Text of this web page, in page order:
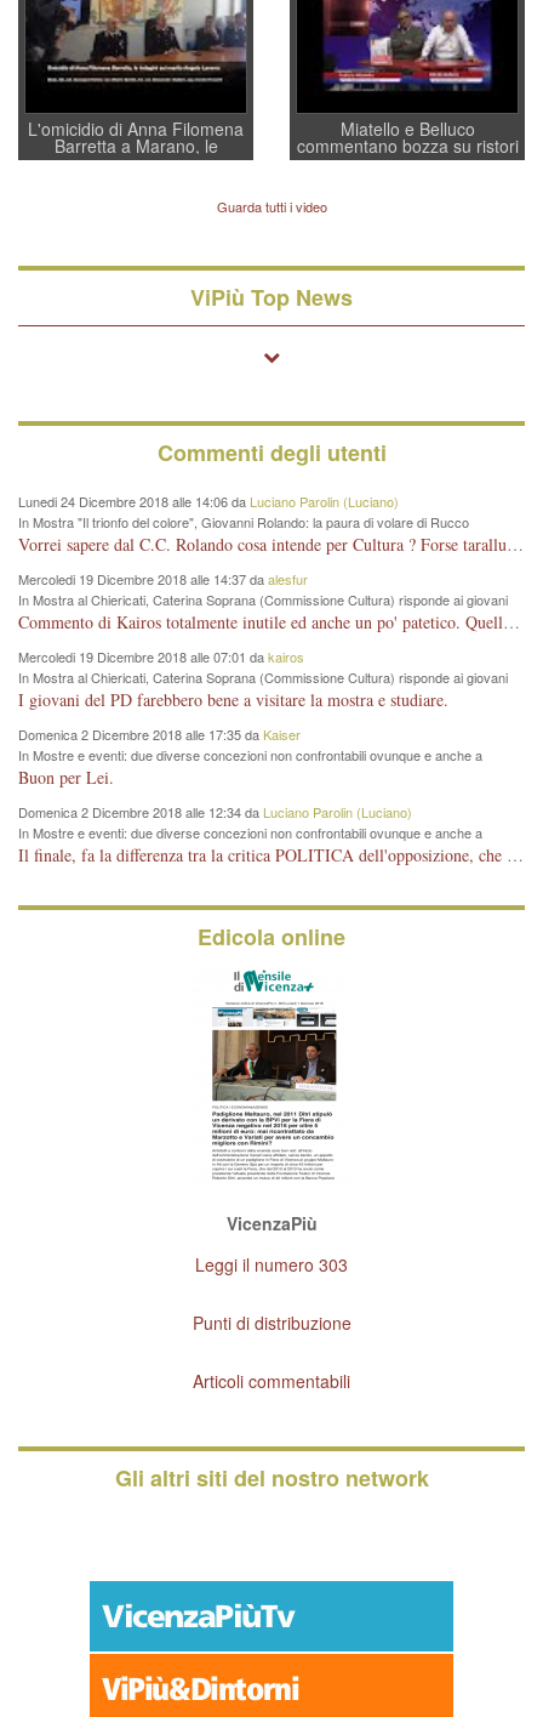
L'omicidio di Anna Filomena
Barretta a Marano, le
indagini dei carabinieri di
Lavarra: più avvincenti di
quelle di... Barbara D'Urso
Miatello e Belluco
commentano bozza su ristori
BPVi e Veneto Banca
Guarda tutti i video
ViPiù Top News
Commenti degli utenti
Lunedi 24 Dicembre 2018 alle 14:06 da Luciano Parolin (Luciano)
In Mostra "Il trionfo del colore", Giovanni Rolando: la paura di volare di Rucco
Vorrei sapere dal C.C. Rolando cosa intende per Cultura ? Forse tarallucci, vino e sagre, o spaghetti tricolori del PD ? Il continuo (s)parlare della mostra a Palazzo Chiericati caro consigliere DANNEGGIA FORTEMENTE l'immagine della città TUTTA e fa deviare i consensi che in RUSSIA (badi bene ex U.R.S.S.) sono ECCELLENTI. A livello artistico l'evento è di alta Valenza culturale, COMPITO di Tutta la Cittadinanza fare il possibile per propagandare l'iniziativa senza farne UN CASO PARTITICO come fa Lei da sempre. Meno Gazebo + Partecipazione! E così sia. Amen.
Mercoledi 19 Dicembre 2018 alle 14:37 daalesfur
In Mostra al Chiericati, Caterina Soprana (Commissione Cultura) risponde ai giovani
del Pd: "realizzata a costo zero per il Comune"
Commento di Kairos totalmente inutile ed anche un po' patetico. Quella che è completamente mancata è stata la promozione internazionale dell'evento effettuata da chi lo sa fare, l'amministrazione in questo è stata totalmente assente relegando al provincialismo una mostra che meritava ben altre platee ed i risultati sono sotto gli occhi di tutti. Su questo bisogna parlare, il fatto di averla organizzata al Chiericati certo non ha aiutato ma è un aspetto secondario rispetto a quello della promozione. In città con le mostre organizzate da Goldin - che certo ha fatto principalmente i suoi interessi, ma ne ha comunque beneficiato la città in immagine e commercio per il centro - arrivavano giornalmente pullman carichi di turisti. Dove sono i turisti ora?
Mercoledi 19 Dicembre 2018 alle 07:01 dakairos
In Mostra al Chiericati, Caterina Soprana (Commissione Cultura) risponde ai giovani
del Pd: "realizzata a costo zero per il Comune"
I giovani del PD farebbero bene a visitare la mostra e studiare.
Domenica 2 Dicembre 2018 alle 17:35 daKaiser
In Mostre e eventi: due diverse concezioni non confrontabili ovunque e anche a
Vicenza
Buon per Lei.
Domenica 2 Dicembre 2018 alle 12:34 da Luciano Parolin (Luciano)
In Mostre e eventi: due diverse concezioni non confrontabili ovunque e anche a
Vicenza
Il finale, fa la differenza tra la critica POLITICA dell'opposizione, che ha perso le elezioni ed è minoranza e non trova altri argomenti per politicizzare sul sito qua o là ? La critica d'arte invece è un'altra cosa che lascio agli altri. Per ora mi basta la lezione magistrale del prof. Giulianati.
Edicola online
VicenzaPiù
Leggi il numero 303
Punti di distribuzione
Articoli commentabili
Gli altri siti del nostro network